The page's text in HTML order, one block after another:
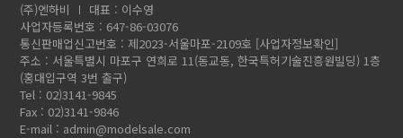
(주)엔하비
대표 : 이수영
사업자등록번호 : 647-86-03076
통신판매업신고번호 : 제2023-서울마포-2109호 [사업자정보확인]
주소 : 서울특별시 마포구 연희로 11(동교동, 한국특허기술진흥원빌딩) 1층
(홍대입구역 3번 출구)
Tel : 02)3141-9845
Fax : 02)3141-9846
E-mail : admin@modelsale.com